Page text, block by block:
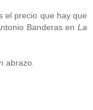
el precio que hay que
Banderas en La
abrazo.